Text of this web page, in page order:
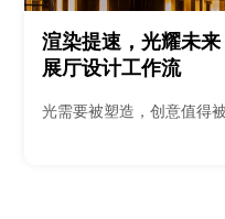
渲染提速，光耀未
展厅设计工作流
光需要被塑造，创意值得被